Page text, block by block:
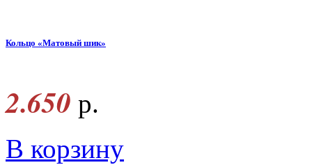
Кольцо «Матовый шик»
2.650 р.
В корзину